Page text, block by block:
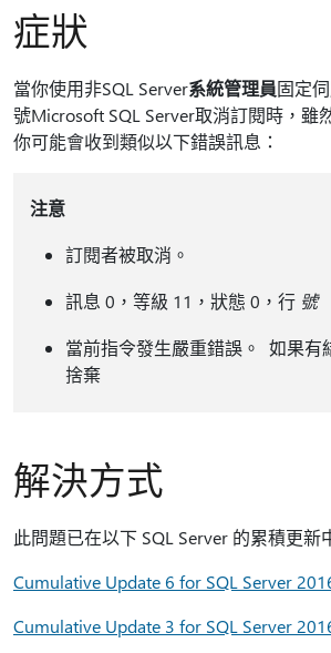
症狀
當你使用非SQL Server系統管理員固定
號Microsoft SQL Server取消訂閱時，雖
你可能會收到類似以下錯誤訊息：
注意
訂閱者被取消。
訊息 0，等級 11，狀態 0，行 號
當前指令發生嚴重錯誤。 如果有
捨棄
解決方式
此問題已在以下 SQL Server 的累積更新
Cumulative Update 6 for SQL Server
Cumulative Update 3 for SQL Server